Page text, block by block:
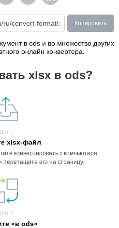
Копировать
в ods и во множество других
онлайн конвертера.
xlsx в ods?
1
xlsx-файл
конвертировать с компьютера,
перетащите его на страницу.
2
«в ods»